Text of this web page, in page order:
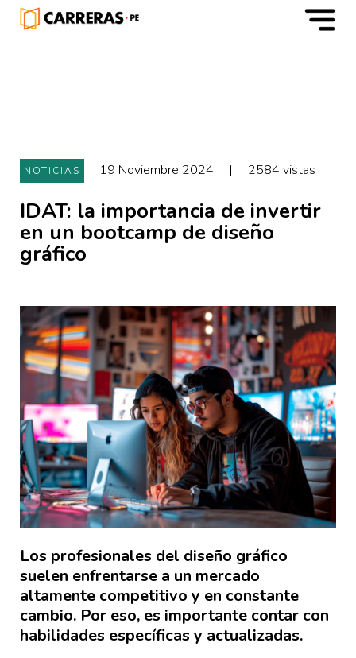
m
NOTICIAS 19 Noviembre 2024 | 2584 vistas
IDAT: la importancia de invertir
en un bootcamp de diseño
gráfico
Los profesionales del diseño gráfico
suelen enfrentarse a un mercado
altamente competitivo y en constante
cambio. Por eso, es importante contar con
habilidades específicas y actualizadas.